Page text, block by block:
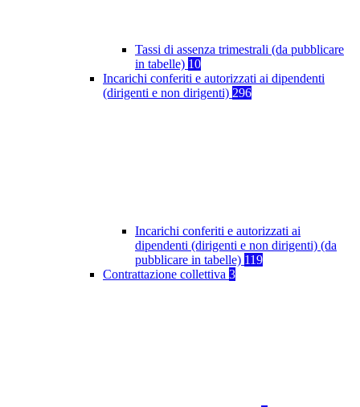
Tassi di assenza trimestrali (da pubblicare
in tabelle) 10
Incarichi conferiti e autorizzati ai dipendenti
(dirigenti e non dirigenti) 296
Incarichi conferiti e autorizzati ai
dipendenti (dirigenti e non dirigenti) (da
pubblicare in tabelle) 119
Contrattazione collettiva 3